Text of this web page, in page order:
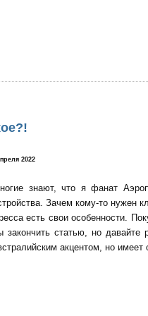
2022
знают, что я фанат
Зачем кому-то нужен
есть свои особенности.
закончить статью, но давайте
акцентом, но имеет